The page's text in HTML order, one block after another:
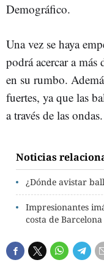
Demográfico.
Una vez se haya
podrá acercar a
en su rumbo.
fuertes, ya que las
a través de las ondas.
Noticias
¿Dónde avistar
Impresionantes
costa de Barcelona